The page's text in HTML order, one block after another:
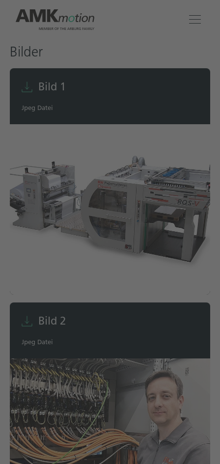
Produkte
Lösungen
Engineering & Service
Kontakt
Technische Dokumentation
Bilder
Bild 1
Jpeg Datei
Bild 2
Jpeg Datei